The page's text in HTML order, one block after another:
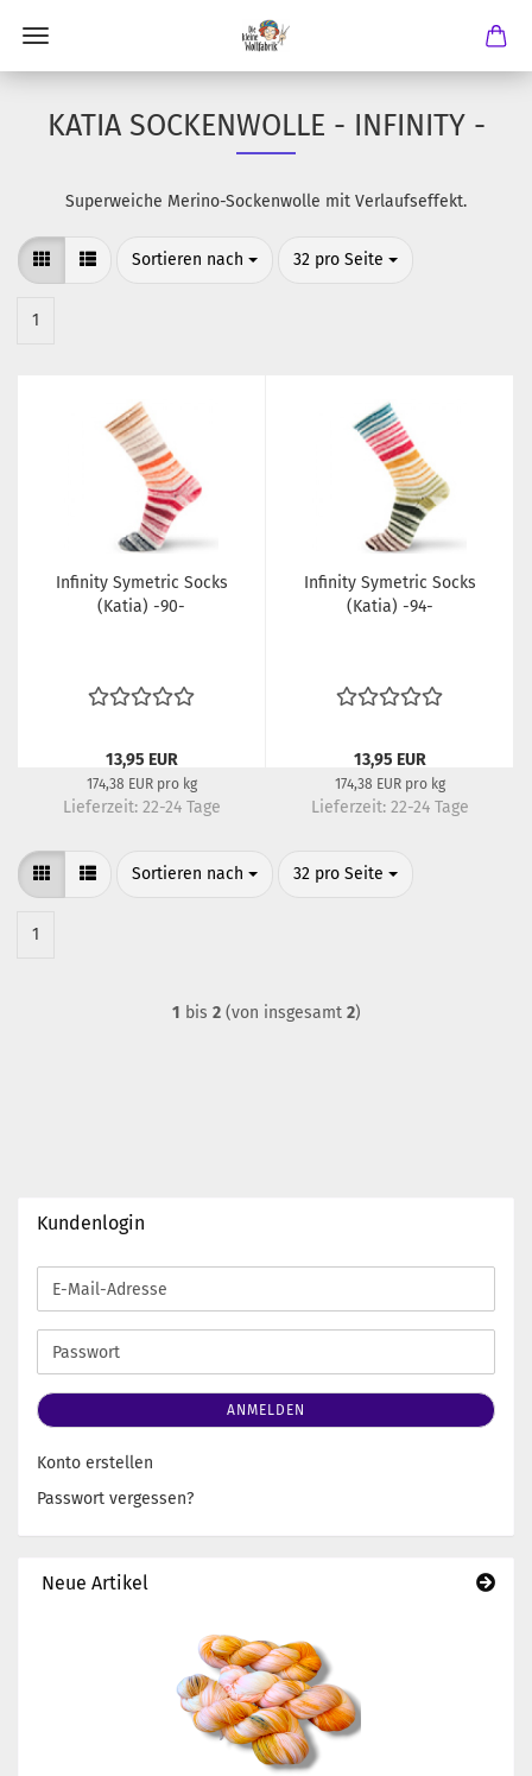
KATIA SOCKENWOLLE - INFINITY -
Superweiche Merino-Sockenwolle mit Verlaufseffekt.
Sortieren nach
Sortieren nach 32 pro Seite
pro Seite
1
Infinity Symetric Socks
(Katia) -90-
13,95 EUR
174,38 EUR pro kg
Lieferzeit: 22-24 Tage
Infinity Symetric Socks
(Katia) -94-
13,95 EUR
174,38 EUR pro kg
Lieferzeit: 22-24 Tage
Sortieren nach
Sortieren nach 32 pro Seite
pro Seite
1
1 bis 2(von insgesamt 2)
Kundenlogin
E-
Mail-
Adresse
Passwort
ANMELDEN
Konto erstellen
Passwort vergessen?
Neue Artikel